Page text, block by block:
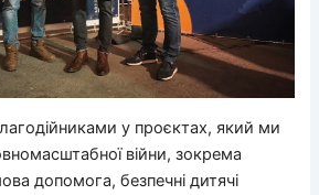
у проєктах, який ми
війни, зокрема
допомога, безпечні дитячі